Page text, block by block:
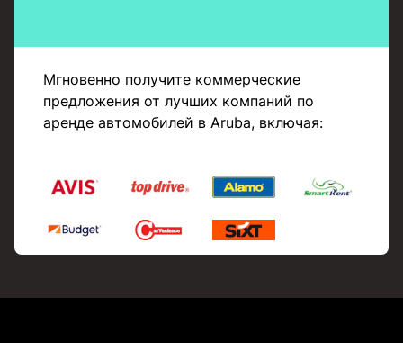
Мгновенно получите коммерческие
предложения от лучших компаний по
аренде автомобилей в Aruba, включая: